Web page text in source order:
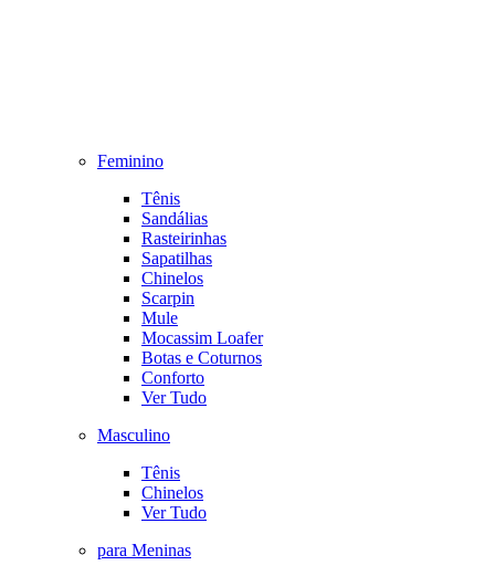
Feminino
Tênis
Sandálias
Rasteirinhas
Sapatilhas
Chinelos
Scarpin
Mule
Mocassim Loafer
Botas e Coturnos
Conforto
Ver Tudo
Masculino
Tênis
Chinelos
Ver Tudo
para Meninas